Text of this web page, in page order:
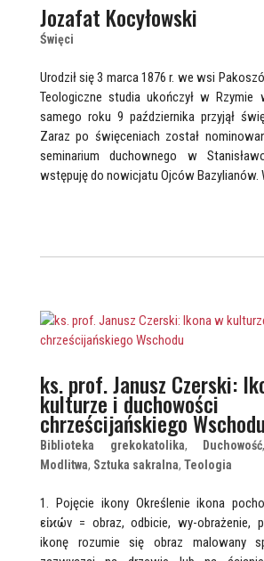
Jozafat Kocyłowski
Święci
Urodził się 3 marca 1876 r. we wsi
Teologiczne studia ukończył w
samego roku 9 października przyjął
Zaraz po święceniach został
seminarium duchownego w
wstępuję do nowicjatu Ojców Bazylianów.
ks. prof. Janusz Czerski:
kulturze i duchowości
chrześcijańskiego Wschodu
Biblioteka grekokatolika, Duchowość
Modlitwa, Sztuka sakralna, Teologia
1. Pojęcie ikony Określenie ikona
εἰϰών = obraz, odbicie, wy-obrażenie,
ikonę rozumie się obraz malowany